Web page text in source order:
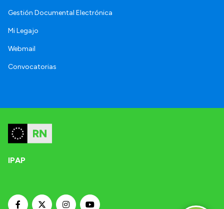
Gestión Documental Electrónica
Mi Legajo
Webmail
Convocatorias
IPAP